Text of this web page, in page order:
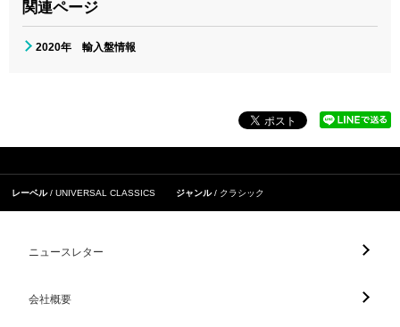
関連ページ
2020年 輸入盤情報
レーベル UNIVERSAL CLASSICS ジャンル クラシック
ニュースレター
会社概要